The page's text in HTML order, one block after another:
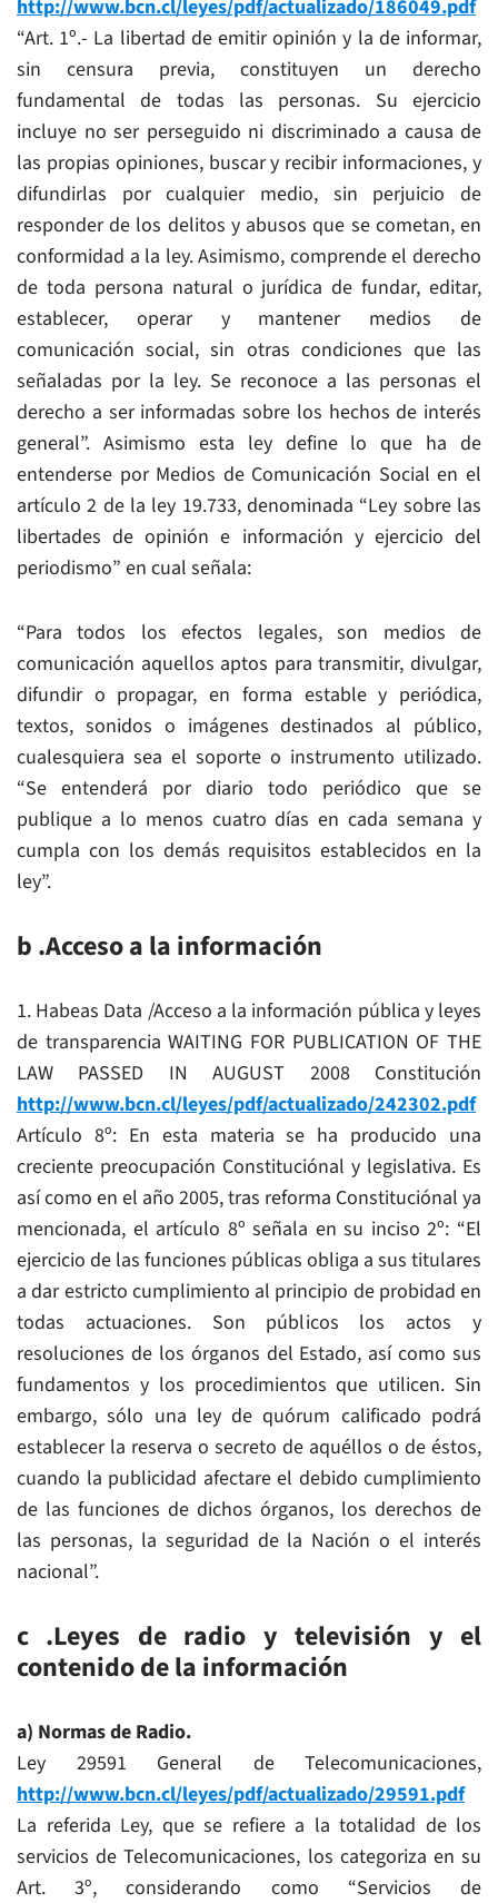
http://www.bcn.cl/leyes/pdf/actualizado/186049.pdf
“Art. 1º.- La libertad de emitir opinión y la de informar,
sin censura previa, constituyen un derecho
fundamental de todas las personas. Su ejercicio
incluye no ser perseguido ni discriminado a causa de
las propias opiniones, buscar y recibir informaciones, y
difundirlas por cualquier medio, sin perjuicio de
responder de los delitos y abusos que se cometan, en
conformidad a la ley. Asimismo, comprende el derecho
de toda persona natural o jurídica de fundar, editar,
establecer, operar y mantener medios de
comunicación social, sin otras condiciones que las
señaladas por la ley. Se reconoce a las personas el
derecho a ser informadas sobre los hechos de interés
general”. Asimismo esta ley define lo que ha de
entenderse por Medios de Comunicación Social en el
artículo 2 de la ley 19.733, denominada “Ley sobre las
libertades de opinión e información y ejercicio del
periodismo” en cual señala:
“Para todos los efectos legales, son medios de
comunicación aquellos aptos para transmitir, divulgar,
difundir o propagar, en forma estable y periódica,
textos, sonidos o imágenes destinados al público,
cualesquiera sea el soporte o instrumento utilizado.
“Se entenderá por diario todo periódico que se
publique a lo menos cuatro días en cada semana y
cumpla con los demás requisitos establecidos en la
ley”.
b .Acceso a la información
1. Habeas Data /Acceso a la información pública y leyes
de transparencia WAITING FOR PUBLICATION OF THE
LAW PASSED IN AUGUST 2008 Constitución
http://www.bcn.cl/leyes/pdf/actualizado/242302.pdf
Artículo 8º: En esta materia se ha producido una
creciente preocupación Constituciónal y legislativa. Es
así como en el año 2005, tras reforma Constituciónal ya
mencionada, el artículo 8º señala en su inciso 2º: “El
ejercicio de las funciones públicas obliga a sus titulares
a dar estricto cumplimiento al principio de probidad en
todas actuaciones. Son públicos los actos y
resoluciones de los órganos del Estado, así como sus
fundamentos y los procedimientos que utilicen. Sin
embargo, sólo una ley de quórum calificado podrá
establecer la reserva o secreto de aquéllos o de éstos,
cuando la publicidad afectare el debido cumplimiento
de las funciones de dichos órganos, los derechos de
las personas, la seguridad de la Nación o el interés
nacional”.
c .Leyes de radio y televisión y el
contenido de la información
a) Normas de Radio.
Ley 29591 General de Telecomunicaciones,
http://www.bcn.cl/leyes/pdf/actualizado/29591.pdf
La referida Ley, que se refiere a la totalidad de los
servicios de Telecomunicaciones, los categoriza en su
Art. 3º, considerando como “Servicios de